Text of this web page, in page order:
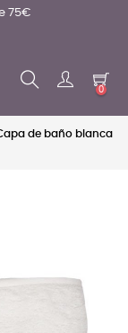
75€
0
de baño blanca